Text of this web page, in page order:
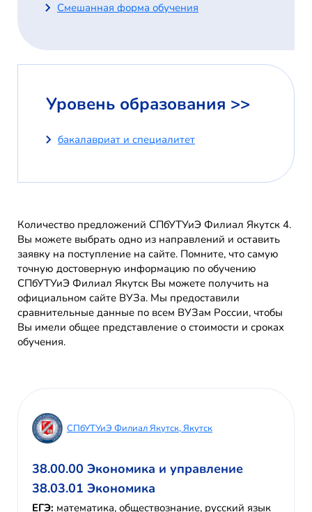
Смешанная форма обучения
Уровень образования >>
бакалавриат и специалитет
Количество предложений СПбУТУиЭ Филиал Якутск 4.
Вы можете выбрать одно из направлений и оставить
заявку на поступление на сайте. Помните, что самую
точную достоверную информацию по обучению
СПбУТУиЭ Филиал Якутск Вы можете получить на
официальном сайте ВУЗа. Мы предоставили
сравнительные данные по всем ВУЗам России, чтобы
Вы имели общее представление о стоимости и сроках
обучения.
СПбУТУиЭ Филиал Якутск, Якутск
38.00.00 Экономика и управление
38.03.01 Экономика
ЕГЭ: математика, обществознание, русский язык